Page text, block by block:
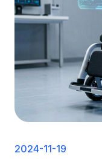
2024-11-19